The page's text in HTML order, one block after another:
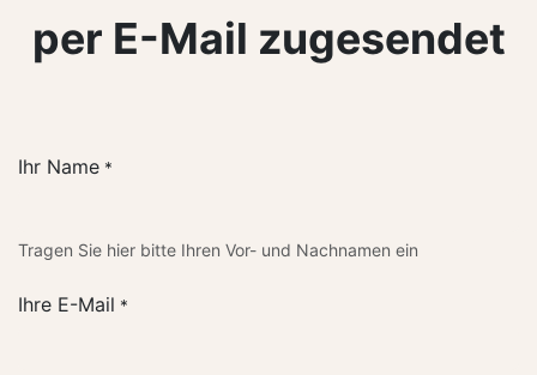
per E-Mail zugesendet
Ihr Name *
Tragen Sie hier bitte Ihren Vor- und Nachnamen ein
Ihre E-Mail *